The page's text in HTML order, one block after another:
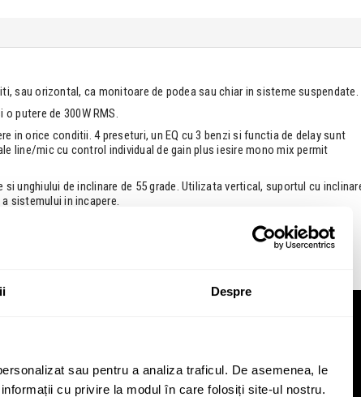
Despre
sau pentru a analiza traficul. De asemenea, le
cu privire la modul în care folosiți site-ul nostru.
orizontal, ca monitoare de podea sau chiar in sisteme suspendate.
putere de 300W RMS.
in orice conditii. 4 preseturi, un EQ cu 3 benzi si functia de delay sunt
line/mic cu control individual de gain plus iesire mono mix permit
unghiului de inclinare de 55 grade. Utilizata vertical, suportul cu
sistemului in incapere.
boxa este carata. Sunt valabile si accesorii suplimentare pentru